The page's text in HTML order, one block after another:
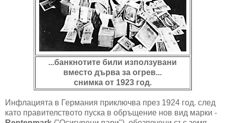
...банкнотите били използувани
вместо дърва за огрев...
снимка от 1923 год.
Инфлацията в Германия приключва през 1924 год. след
като правителството пуска в обръщение нов вид марки -